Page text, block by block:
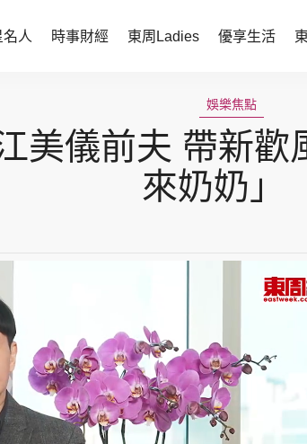
名人 時事財經 東周Ladies 優享生活
時事直擊
東周
談情說性
時尚生活
健康醫美
東周JETSO
玄學靈異
智富天下 李
神機妙算
緣來有理
娛樂焦點
美儀前夫 帶新歡
來奶奶」